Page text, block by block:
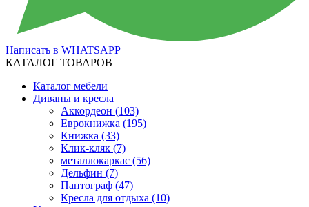
Написать в WHATSAPP
КАТАЛОГ ТОВАРОВ
Каталог мебели
Диваны и кресла
Аккордеон (103)
Еврокнижка (195)
Книжка (33)
Клик-кляк (7)
металлокаркас (56)
Дельфин (7)
Пантограф (47)
Кресла для отдыха (10)